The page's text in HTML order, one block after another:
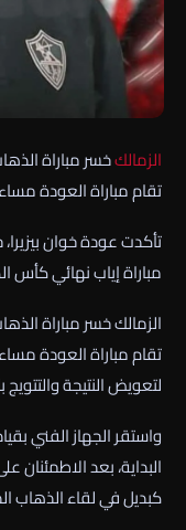
الزمالكخسر مباراة
تقام مباراة العودة
تأكدت عودة خوان
مباراة إياب نهائي كأس
الزمالك خسر مباراة
تقام مباراة العودة
لتعويض النتيجة والتتويج
واستقر الجهاز الفني
البداية، بعد الاطمئنان
كبديل في لقاء الذهاب